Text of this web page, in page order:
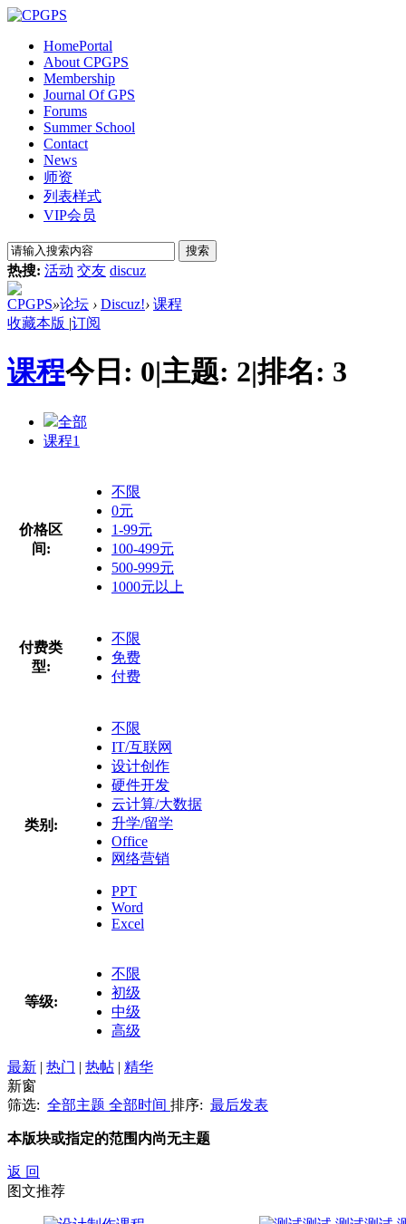
HomePortal
About CPGPS
Membership
Journal Of GPS
Forums
Summer School
Contact
News
师资
列表样式
VIP会员
搜索
热搜: 活动 交友 discuz
CPGPS»论坛 › Discuz!› 课程
收藏本版 |订阅
课程今日: 0|主题: 2|排名: 3
全部
课程1
价格区
间:
不限
0元
1-99元
100-499元
500-999元
1000元以上
付费类
型:
不限
免费
付费
类别:
不限
IT/互联网
设计创作
硬件开发
云计算/大数据
升学/留学
Office
网络营销
PPT
Word
Excel
等级:
不限
初级
中级
高级
最新 | 热门 | 热帖 | 精华
新窗
筛选: 全部主题 全部时间 排序: 最后发表
本版块或指定的范围内尚无主题
返 回
图文推荐